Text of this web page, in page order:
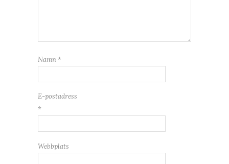
Namn *
E-postadress
*
Webbplats